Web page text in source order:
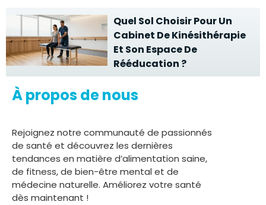
Quel Sol Choisir Pour Un
Cabinet De Kinésithérapie
Et Son Espace De
Rééducation ?
À propos de nous
Rejoignez notre communauté de passionnés
de santé et découvrez les dernières
tendances en matière d’alimentation saine,
de fitness, de bien-être mental et de
médecine naturelle. Améliorez votre santé
dès maintenant !